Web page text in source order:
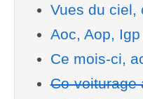
Vues du ciel,
Aoc, Aop,
Ce mois-ci,
Co-voiturage